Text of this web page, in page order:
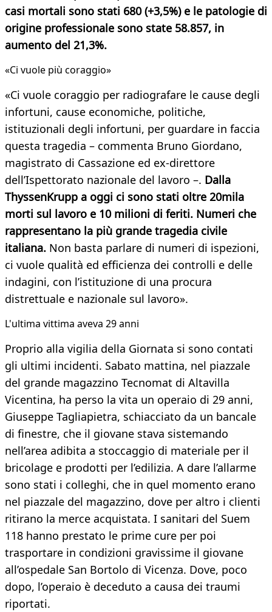
casi mortali sono stati 680 (+3,5%) e le patologie di
origine professionale sono state 58.857, in
aumento del 21,3%.
«Ci vuole più coraggio»
«Ci vuole coraggio per radiografare le cause degli
infortuni, cause economiche, politiche,
istituzionali degli infortuni, per guardare in faccia
questa tragedia – commenta Bruno Giordano,
magistrato di Cassazione ed ex-direttore
dell’Ispettorato nazionale del lavoro –. Dalla
ThyssenKrupp a oggi ci sono stati oltre 20mila
morti sul lavoro e 10 milioni di feriti. Numeri che
rappresentano la più grande tragedia civile
italiana. Non basta parlare di numeri di ispezioni,
ci vuole qualità ed efficienza dei controlli e delle
indagini, con l’istituzione di una procura
distrettuale e nazionale sul lavoro».
L'ultima vittima aveva 29 anni
Proprio alla vigilia della Giornata si sono contati
gli ultimi incidenti. Sabato mattina, nel piazzale
del grande magazzino Tecnomat di Altavilla
Vicentina, ha perso la vita un operaio di 29 anni,
Giuseppe Tagliapietra, schiacciato da un bancale
di finestre, che il giovane stava sistemando
nell’area adibita a stoccaggio di materiale per il
bricolage e prodotti per l’edilizia. A dare l’allarme
sono stati i colleghi, che in quel momento erano
nel piazzale del magazzino, dove per altro i clienti
ritirano la merce acquistata. I sanitari del Suem
118 hanno prestato le prime cure per poi
trasportare in condizioni gravissime il giovane
all’ospedale San Bortolo di Vicenza. Dove, poco
dopo, l’operaio è deceduto a causa dei traumi
riportati.